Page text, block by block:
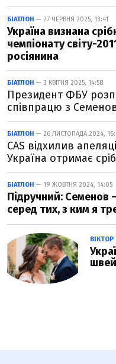
БІАТЛОН — 27 ЧЕРВНЯ 2025, 13:41
Україна визнана
чемпіонату світу-
росіянина
БІАТЛОН — 3 КВІТНЯ 2025, 14:58
Президент ФБУ
співпрацю з
БІАТЛОН — 26 ЛИСТОПАДА 2024,
CAS відхилив
Україна отримає
БІАТЛОН — 19 ЖОВТНЯ 2024, 14:05
Підручний: Семенов
серед тих, з ким я